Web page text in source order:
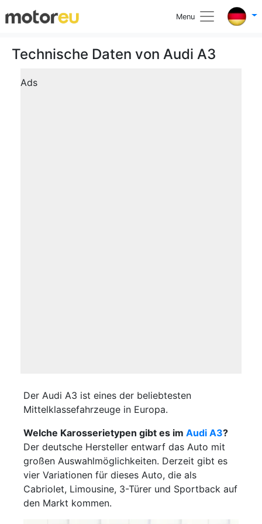
Menu
Technische Daten von Audi A3
Ads
Der Audi A3 ist eines der beliebtesten
Mittelklassefahrzeuge in Europa.
Welche Karosserietypen gibt es im Audi A3?
Der deutsche Hersteller entwarf das Auto mit
großen Auswahlmöglichkeiten. Derzeit gibt es
vier Variationen für dieses Auto, die als
Cabriolet, Limousine, 3-Türer und Sportback auf
den Markt kommen.